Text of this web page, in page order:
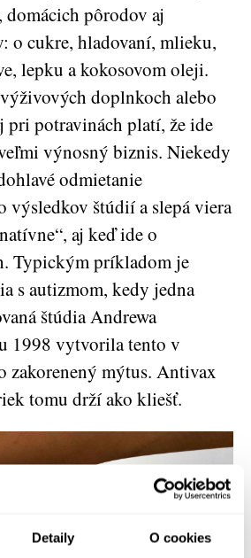
Detaily O cookies
pôrodov aj
o cukre, hladovaní, mlieku,
lepku a kokosovom oleji.
doplnkoch alebo
pri potravinách platí, že ide
výnosný biznis. Niekedy
odmietanie
výsledkov štúdií a slepá viera
aj keď ide o
Typickým príkladom je
s autizmom, kedy jedna
štúdia Andrewa
1998 vytvorila tento v
zakorenený mýtus. Antivax
tomu drží ako kliešť.